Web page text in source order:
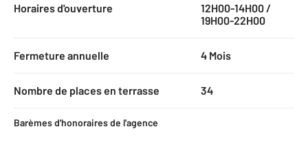
Horaires d'ouverture
12H00-14H00 /
19H00-22H00
Fermeture annuelle 4 Mois
Nombre de places en terrasse 34
Barèmes d'honoraires de l'agence